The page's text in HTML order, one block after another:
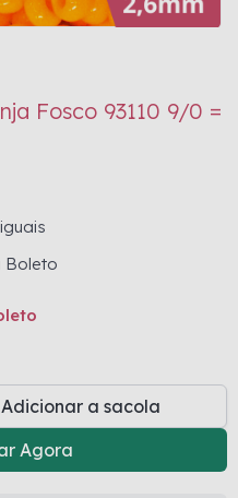
Fosco 93110 9/0 =
iguais
Boleto
Adicionar a sacola
Agora